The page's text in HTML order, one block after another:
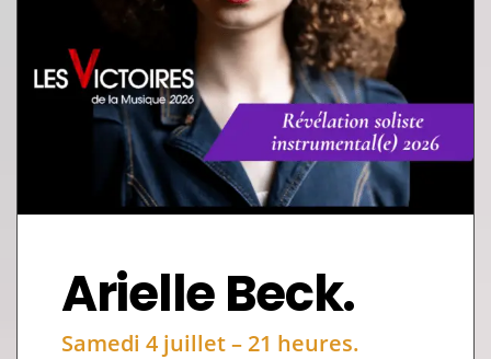
Arielle Beck.
Samedi 4 juillet – 21 heures.